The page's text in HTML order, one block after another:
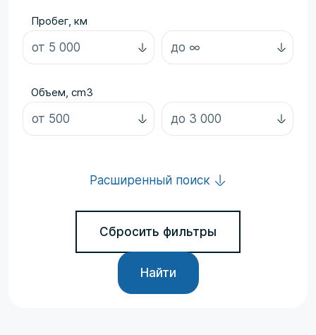
Пробег, км
Объем, cm3
Расширенный поиск
Сбросить фильтры
Найти